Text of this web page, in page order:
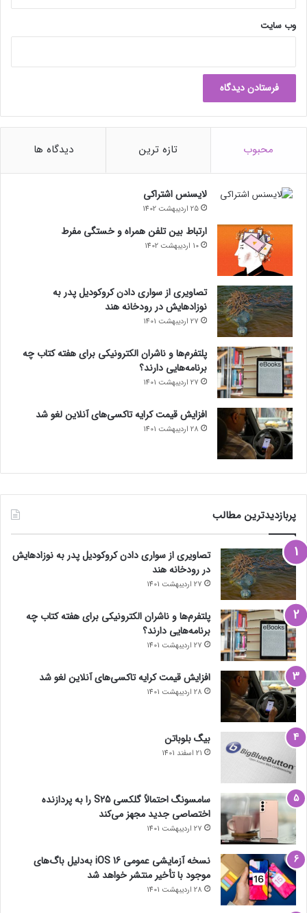
وب‌ سایت
محبوب تازه ترین دیدگاه ها
لایسنس اشتراکی
25 اردیبهشت 1402
ارتباط بین تلفن همراه و خستگی مفرط
10 اردیبهشت 1402
تصاویری از سواری دادن کروکودیل پدر به
نوزادهایش در رودخانه هند
27 اردیبهشت 1401
پلتفرم‌ها و ناشران الکترونیکی برای هفته کتاب چه
برنامه‌هایی دارند؟
27 اردیبهشت 1401
افزایش قیمت کرایه تاکسی‌های آنلاین لغو شد
28 اردیبهشت 1401
پربازدیدترین مطالب
تصاویری از سواری دادن کروکودیل پدر به نوزادهایش
در رودخانه هند
27 اردیبهشت 1401
پلتفرم‌ها و ناشران الکترونیکی برای هفته کتاب چه
برنامه‌هایی دارند؟
27 اردیبهشت 1401
افزایش قیمت کرایه تاکسی‌های آنلاین لغو شد
28 اردیبهشت 1401
بیگ بلوباتن
21 اسفند 1401
سامسونگ احتمالاً گلکسی S25 را به پردازنده
اختصاصی جدید مجهز می‌کند
27 اردیبهشت 1401
نسخه آزمایشی عمومی iOS 16 به‌دلیل باگ‌های
موجود با تأخیر منتشر خواهد شد
28 اردیبهشت 1401